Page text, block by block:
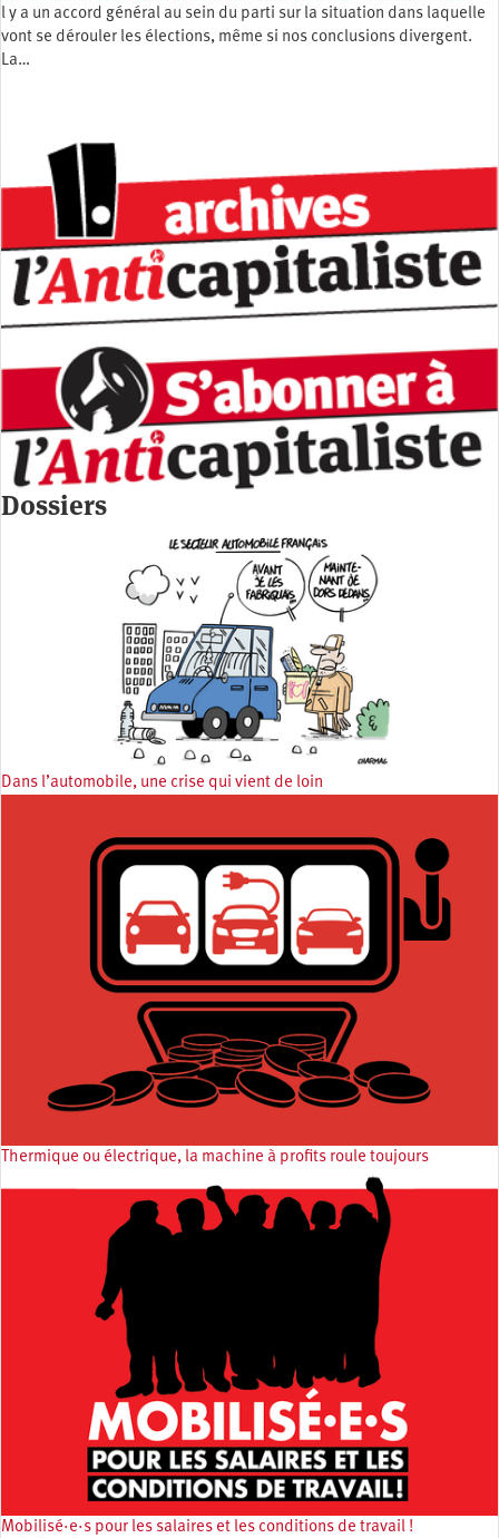
l y a un accord général au sein du parti sur la situation dans laquelle
vont se dérouler les élections, même si nos conclusions divergent.
La…
Dossiers
Dans l’automobile, une crise qui vient de loin
Thermique ou électrique, la machine à profits roule toujours
Mobilisé·e·s pour les salaires et les conditions de travail !